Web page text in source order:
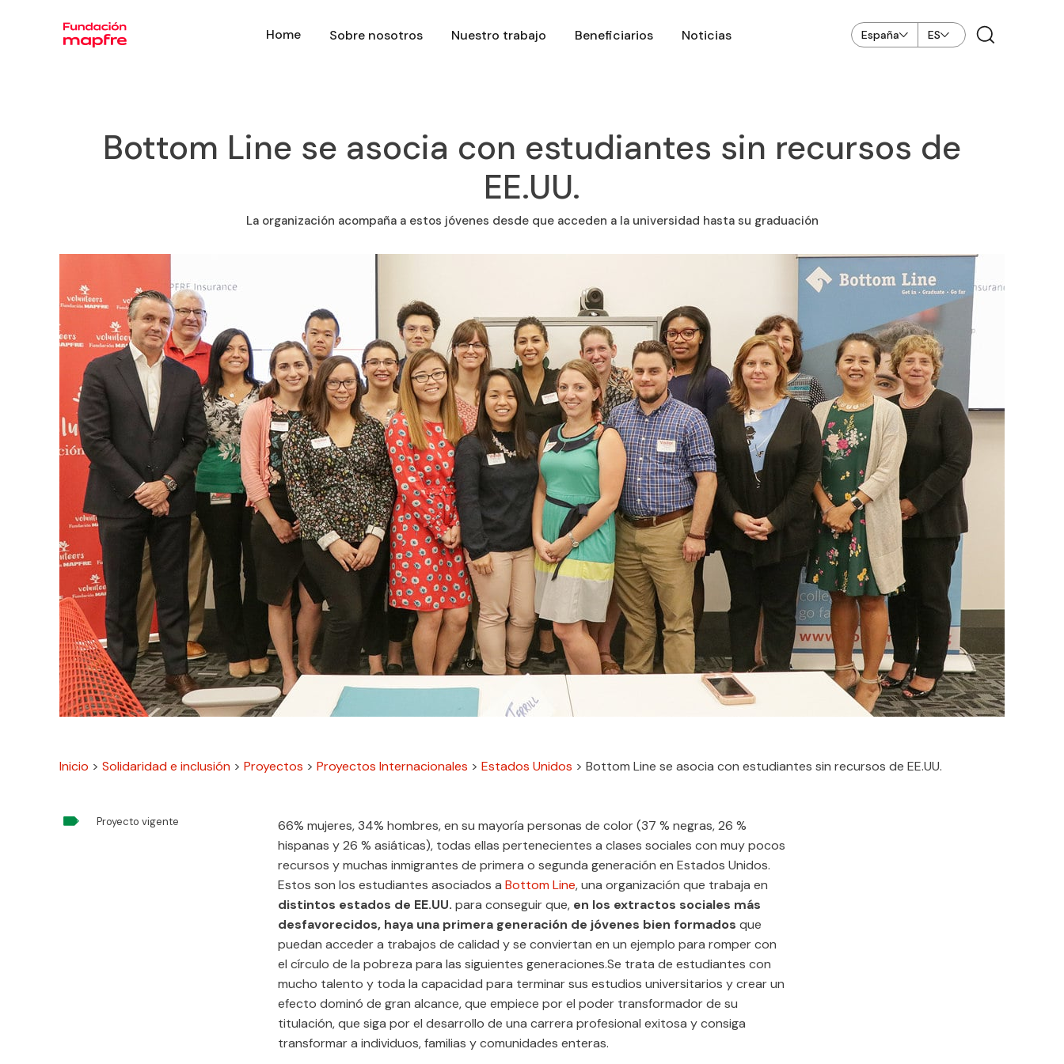
Home Sobre nosotros Nuestro trabajo Beneficiarios Noticias España ES
Bottom Line se asocia con estudiantes sin recursos de
EE.UU.
La organización acompaña a estos jóvenes desde que acceden a la universidad hasta su graduación
Inicio > Solidaridad e inclusión > Proyectos > Proyectos Internacionales > Estados Unidos > Bottom Line se asocia con estudiantes sin recursos de EE.UU.
 Proyecto vigente
66% mujeres, 34% hombres, en su mayoría personas de color (37 % negras, 26 %
hispanas y 26 % asiáticas), todas ellas pertenecientes a clases sociales con muy pocos
recursos y muchas inmigrantes de primera o segunda generación en Estados Unidos.
Estos son los estudiantes asociados a Bottom Line, una organización que trabaja en
distintos estados de EE.UU. para conseguir que, en los extractos sociales más
desfavorecidos, haya una primera generación de jóvenes bien formados que
puedan acceder a trabajos de calidad y se conviertan en un ejemplo para romper con
el círculo de la pobreza para las siguientes generaciones.Se trata de estudiantes con
mucho talento y toda la capacidad para terminar sus estudios universitarios y crear un
efecto dominó de gran alcance, que empiece por el poder transformador de su
titulación, que siga por el desarrollo de una carrera profesional exitosa y consiga
transformar a individuos, familias y comunidades enteras.